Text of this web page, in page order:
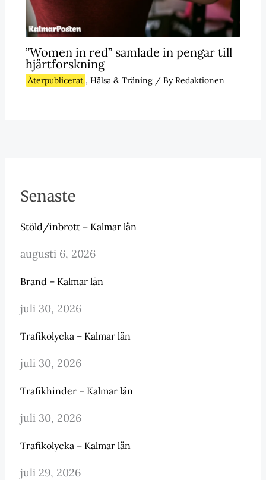
”Women in red” samlade in pengar till
hjärtforskning
Återpublicerat , Hälsa & Träning/ ByRedaktionen
Senaste
Stöld/inbrott – Kalmar län
augusti 6, 2026
Brand – Kalmar län
juli 30, 2026
Trafikolycka – Kalmar län
juli 30, 2026
Trafikhinder – Kalmar län
juli 30, 2026
Trafikolycka – Kalmar län
juli 29, 2026